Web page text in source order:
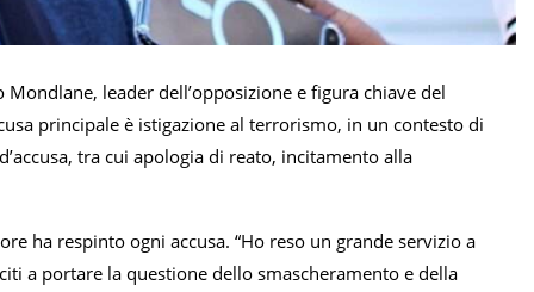
leader dell’opposizione e figura chiave del
principale è istigazione al terrorismo, in un contesto di
tra cui apologia di reato, incitamento alla
ha respinto ogni accusa. “Ho reso un grande servizio a
a portare la questione dello smascheramento e della